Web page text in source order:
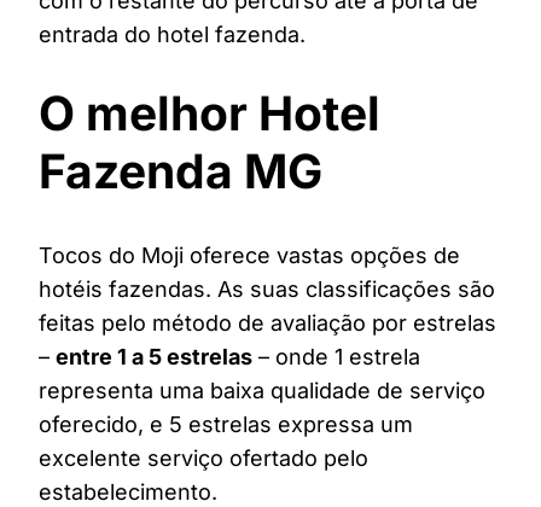
entrada do hotel fazenda.
O melhor Hotel
Fazenda MG
Tocos do Moji oferece vastas opções de
hotéis fazendas. As suas classificações são
feitas pelo método de avaliação por estrelas
– entre 1 a 5 estrelas – onde 1 estrela
representa uma baixa qualidade de serviço
oferecido, e 5 estrelas expressa um
excelente serviço ofertado pelo
estabelecimento.